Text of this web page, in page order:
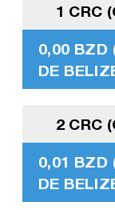
1 CRC
0,00 BZD
DE
2 CRC
0,01 BZD
DE